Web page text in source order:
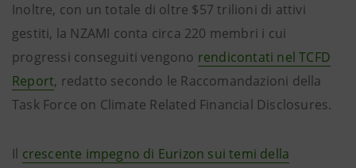
Inoltre, con un totale di oltre $57 trilioni di attivi
gestiti, la NZAMI conta circa 220 membri i cui
progressi conseguiti vengono rendicontati nel TCFD
Report, redatto secondo le Raccomandazioni della
Task Force on Climate Related Financial Disclosures.
Il crescente impegno di Eurizon sui temi della